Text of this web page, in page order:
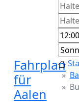
Fahrplan
für
Aalen